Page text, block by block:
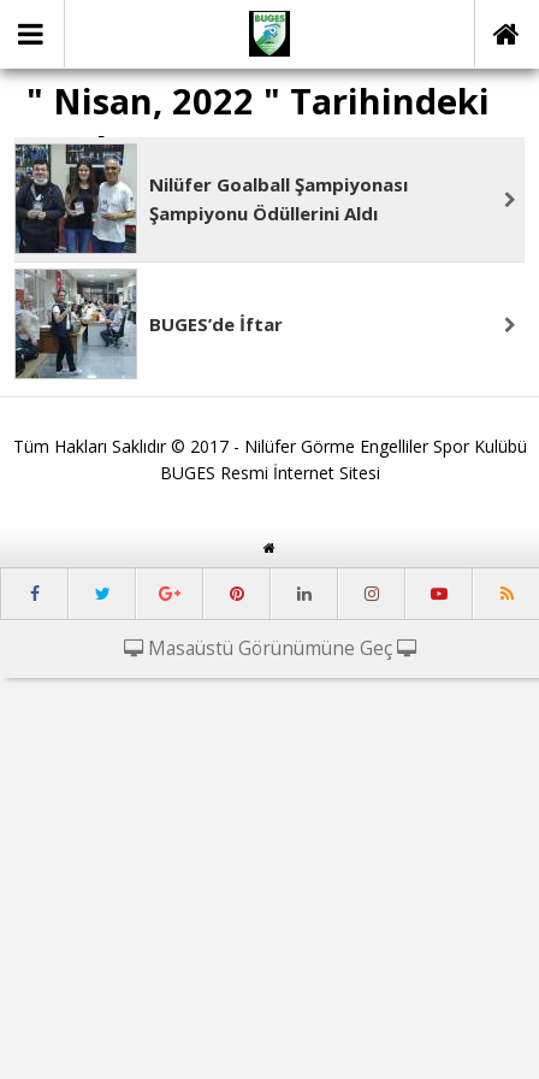
" Nisan, 2022 " Tarihindeki
yazılar
Nilüfer Goalball Şampiyonası
Şampiyonu Ödüllerini Aldı
BUGES’de İftar
Tüm Hakları Saklıdır © 2017 - Nilüfer Görme Engelliler Spor Kulübü
BUGES Resmi İnternet Sitesi
Masaüstü Görünümüne Geç